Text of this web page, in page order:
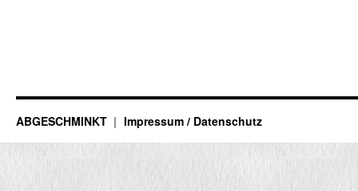
ABGESCHMINKT Impressum / Datenschutz